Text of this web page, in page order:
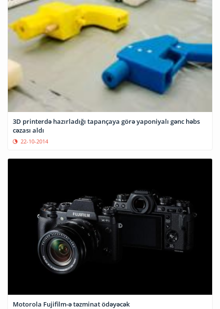
3D printerdə hazırladığı tapançaya görə yaponiyalı gənc həbs
cəzası aldı
22-10-2014
Motorola Fujifilm-ə təzminat ödəyəcək